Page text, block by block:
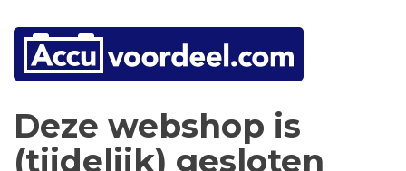
Deze webshop is
(tijdelijk) gesloten